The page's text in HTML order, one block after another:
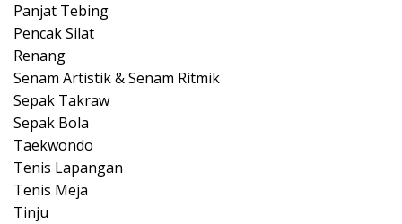
Panjat Tebing
Pencak Silat
Renang
Senam Artistik & Senam Ritmik
Sepak Takraw
Sepak Bola
Taekwondo
Tenis Lapangan
Tenis Meja
Tinju